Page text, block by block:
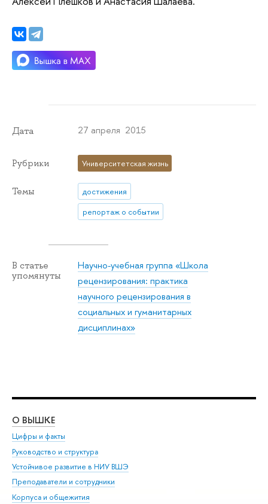
Дата 27 апреля 2015
Рубрики Университетская жизнь
Темы
достижения
репортаж о событии
В статье
упомянуты
Научно-учебная группа «Школа
рецензирования: практика
научного рецензирования в
социальных и гуманитарных
дисциплинах»
О ВЫШКЕ
Цифры и факты
Руководство и структура
Устойчивое развитие в НИУ ВШЭ
Преподаватели и сотрудники
Корпуса и общежития